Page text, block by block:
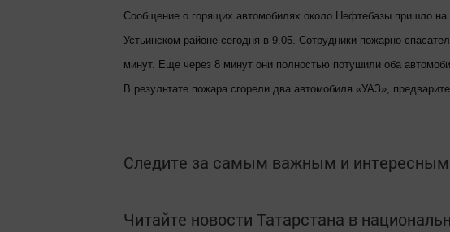
Сообщение о горящих автомобилях около Нефтебазы пришло
Устьинском районе сегодня в 9.05. Сотрудники пожарно-
минут. Еще через 8 минут они полностью потушили оба
В результате пожара сгорели два автомобиля «УАЗ»,
Следите за самым важным и
Читайте новости Татарстана в